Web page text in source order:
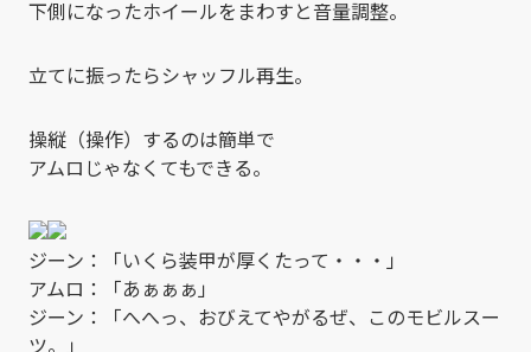
下側になったホイールをまわすと音量調整。
立てに振ったらシャッフル再生。
操縦（操作）するのは簡単で
アムロじゃなくてもできる。
ジーン：「いくら装甲が厚くたって・・・」
アムロ：「あぁぁぁ」
ジーン：「へへっ、おびえてやがるぜ、このモビルスー
ツ。」